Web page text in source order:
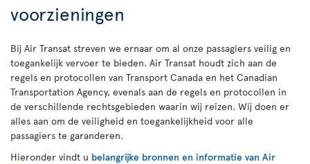
voorzieningen
Bij Air Transat streven we ernaar om al onze passagiers veilig en
toegankelijk vervoer te bieden. Air Transat houdt zich aan de
regels en protocollen van Transport Canada en het Canadian
Transportation Agency, evenals aan de regels en protocollen in
de verschillende rechtsgebieden waarin wij reizen. Wij doen er
alles aan om de veiligheid en toegankelijkheid voor alle
passagiers te garanderen.
Hieronder vindt u belangrijke bronnen en informatie van Air